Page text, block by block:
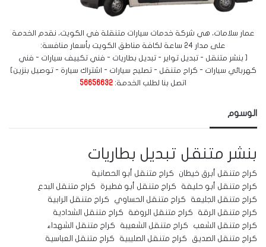
عمار سلامات، هي شركة خدمات سيارات متنقلة في الكويت، نقدم الخدمة
على مدار 24 ساعة لكافة مناطق الكويت بأسعار منافسة:
[ بنشر متنقل - تبديل تواير - تبديل بطاريات - فني تكييف سيارات - فني
كهربائي سيارات - كراج متنقل - تصليح سيارات - اشتراك سيارة - توصيل بنزين]
اتصل بنا لطلب الخدمة: 56656632
الوسوم
بنشر متنقل تبديل بطاريات
كراج متنقل أبرق خيطان
كراج متنقل أبو الحصانية
كراج متنقل أبو حليفة
كراج متنقل أبو فطيرة
كراج متنقل البدع
كراج متنقل الجليعة
كراج متنقل الحساوي
كراج متنقل الرابية
كراج متنقل الرقة
كراج متنقل الروضة
كراج متنقل الشدادية
كراج متنقل الشعب
كراج متنقل الشعيبة
كراج متنقل الشهداء
كراج متنقل الصديق
كراج متنقل الصليبية
كراج متنقل العباسية